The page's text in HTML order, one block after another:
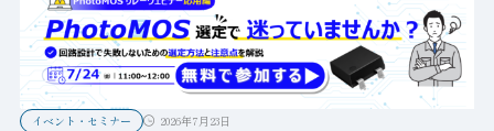
イベント・セミナー 2026年7月23日